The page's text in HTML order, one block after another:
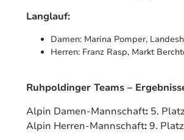
Langlauf:
Damen: Marina Pomper,
Herren: Franz Rasp, Markt
Ruhpoldinger Teams –
Alpin Damen-Mannschaft: 5.
Alpin Herren-Mannschaft:9.